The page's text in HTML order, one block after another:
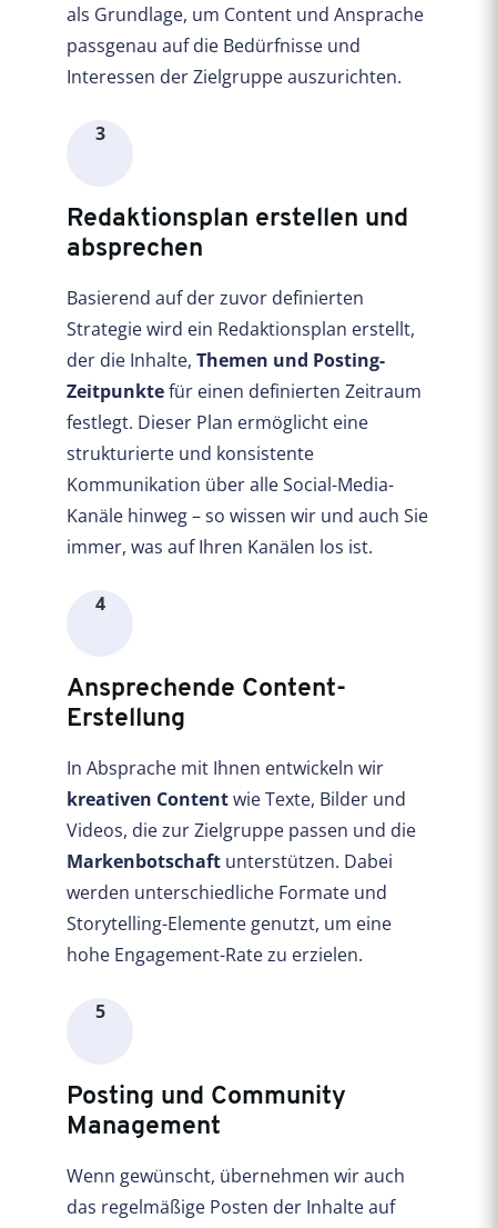
als Grundlage, um Content und Ansprache
passgenau auf die Bedürfnisse und
Interessen der Zielgruppe auszurichten.
3
Redaktionsplan erstellen und
absprechen
Basierend auf der zuvor definierten
Strategie wird ein Redaktionsplan erstellt,
der die Inhalte,Themen und Posting-
Zeitpunktefür einen definierten Zeitraum
festlegt. Dieser Plan ermöglicht eine
strukturierte und konsistente
Kommunikation über alle Social-Media-
Kanäle hinweg – so wissen wir und auch Sie
immer, was auf Ihren Kanälen los ist.
4
Ansprechende Content-
Erstellung
In Absprache mit Ihnen entwickeln wir
kreativen Contentwie Texte, Bilder und
Videos, die zur Zielgruppe passen und die
Markenbotschaft unterstützen. Dabei
werden unterschiedliche Formate und
Storytelling-Elemente genutzt, um eine
hohe Engagement-Rate zu erzielen.
5
Posting und Community
Management
Wenn gewünscht, übernehmen wir auch
das regelmäßige Posten der Inhalte auf